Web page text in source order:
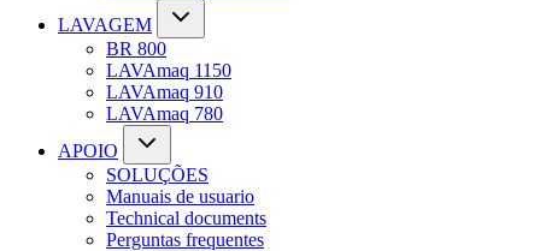
LAVAGEM
BR 800
LAVAmaq 1150
LAVAmaq 910
LAVAmaq 780
APOIO
SOLUÇÕES
Manuais de usuario
Technical documents
Perguntas frequentes